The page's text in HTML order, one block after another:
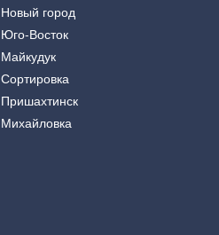
Новый город
Юго-Восток
Майкудук
Сортировка
Пришахтинск
Михайловка